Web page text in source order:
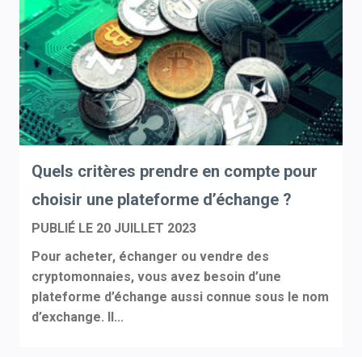
Quels critères prendre en compte pour
choisir une plateforme d’échange ?
PUBLIÉ LE 20 JUILLET 2023
Pour acheter, échanger ou vendre des
cryptomonnaies, vous avez besoin d’une
plateforme d’échange aussi connue sous le nom
d’exchange. Il...